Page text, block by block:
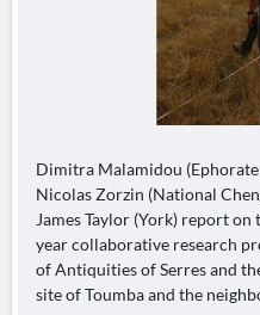
Dimitra Malamidou
Nicolas Zorzin (National
James Taylor (York) report
year collaborative research
of Antiquities of Serres and
site of Toumba and the